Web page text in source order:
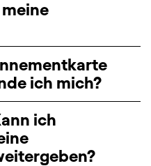
ich mich?
ich